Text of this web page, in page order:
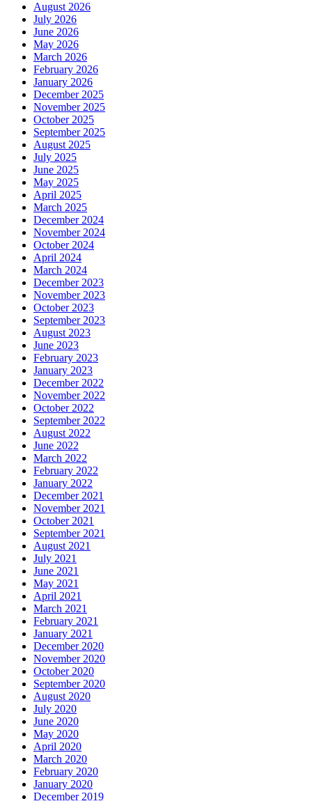
August 2026
July 2026
June 2026
May 2026
March 2026
February 2026
January 2026
December 2025
November 2025
October 2025
September 2025
August 2025
July 2025
June 2025
May 2025
April 2025
March 2025
December 2024
November 2024
October 2024
April 2024
March 2024
December 2023
November 2023
October 2023
September 2023
August 2023
June 2023
February 2023
January 2023
December 2022
November 2022
October 2022
September 2022
August 2022
June 2022
March 2022
February 2022
January 2022
December 2021
November 2021
October 2021
September 2021
August 2021
July 2021
June 2021
May 2021
April 2021
March 2021
February 2021
January 2021
December 2020
November 2020
October 2020
September 2020
August 2020
July 2020
June 2020
May 2020
April 2020
March 2020
February 2020
January 2020
December 2019